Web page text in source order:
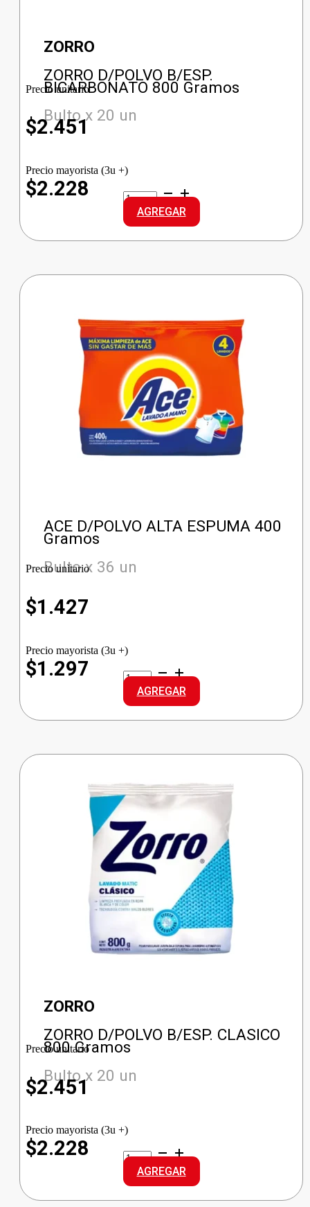
ZORRO
ZORRO D/POLVO B/ESP.
BICARBONATO 800 Gramos
Bulto x 20 un
Precio unitario
$2.451
Precio mayorista (3u +)
$2.228
ZORRO
D/POLVO
B/ESP.
BICARBONATO
cantidad
AGREGAR
ACE D/POLVO ALTA ESPUMA 400
Gramos
Bulto x 36 un
Precio unitario
$1.427
Precio mayorista (3u +)
$1.297
ACE
D/POLVO
ALTA
ESPUMA
cantidad
AGREGAR
ZORRO
ZORRO D/POLVO B/ESP. CLASICO
800 Gramos
Bulto x 20 un
Precio unitario
$2.451
Precio mayorista (3u +)
$2.228
ZORRO
D/POLVO
B/ESP.
CLASICO
cantidad
AGREGAR